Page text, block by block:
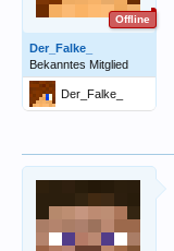
Offline
Der_Falke_
Bekanntes Mitglied
Der_Falke_